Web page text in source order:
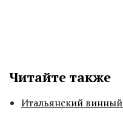
Читайте также
Итальянский